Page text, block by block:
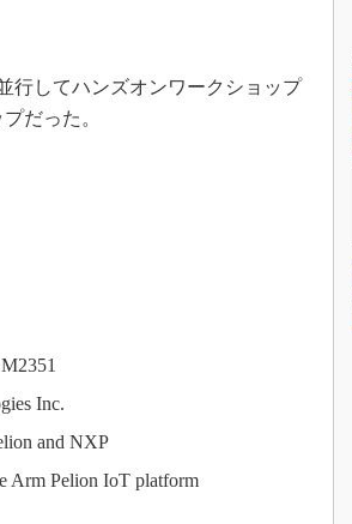
行してハンズオンワークショップ
だった。
Inc.
and NXP
Arm Pelion IoT platform